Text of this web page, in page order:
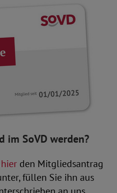
im SoVD werden?
hier den Mitgliedsantrag
füllen Sie ihn aus